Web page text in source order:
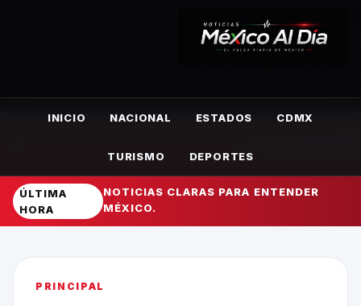
INICIO NACIONAL ESTADOS CDMX
TURISMO DEPORTES
ÚLTIMA
HORA
NOTICIAS CLARAS PARA ENTENDER
MÉXICO.
PRINCIPAL